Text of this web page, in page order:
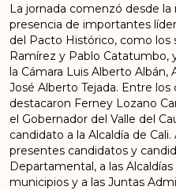
La jornada comenzó desde la
presencia de importantes
del Pacto Histórico, como los
Ramírez y Pablo Catatumbo,
la Cámara Luis Alberto Albán,
José Alberto Tejada. Entre
destacaron Ferney Lozano
el Gobernador del Valle del
candidato a la Alcaldía de
presentes candidatos y
Departamental, a las
municipios y a las Juntas